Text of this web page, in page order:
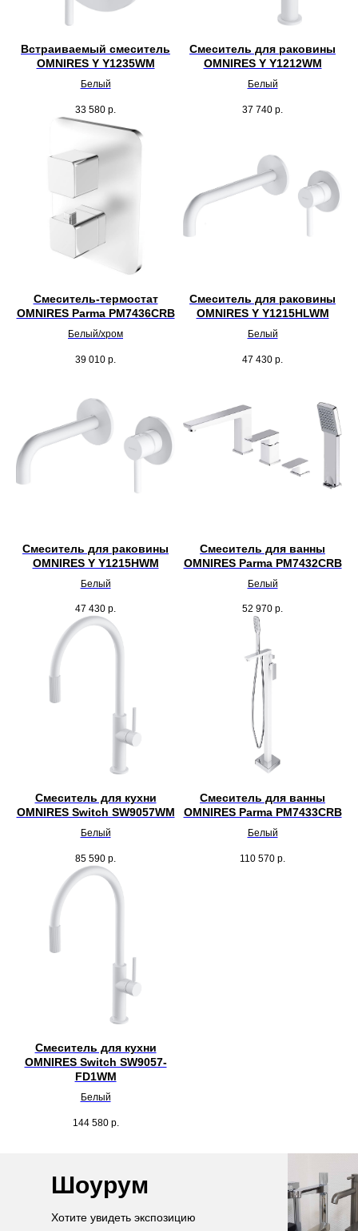
Встраиваемый смеситель
OMNIRES Y Y1235WM
Белый
33 580 р.
Смеситель для раковины
OMNIRES Y Y1212WM
Белый
37 740 р.
Смеситель-термостат
OMNIRES Parma PM7436CRB
Белый/хром
39 010 р.
Смеситель для раковины
OMNIRES Y Y1215HLWM
Белый
47 430 р.
Смеситель для раковины
OMNIRES Y Y1215HWM
Белый
47 430 р.
Смеситель для ванны
OMNIRES Parma PM7432CRB
Белый
52 970 р.
Смеситель для кухни
OMNIRES Switch SW9057WM
Белый
85 590 р.
Смеситель для ванны
OMNIRES Parma PM7433CRB
Белый
110 570 р.
Смеситель для кухни
OMNIRES Switch SW9057-
FD1WM
Белый
144 580 р.
Шоурум
Хотите увидеть экспозицию